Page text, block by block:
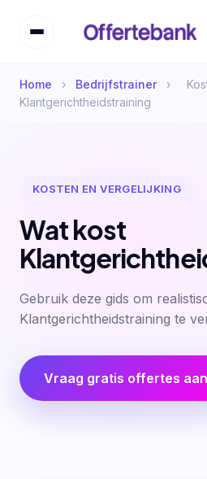
Home › Bedrijfstrainer ›
Klantgerichtheidstraining
KOSTEN EN VERGELIJKING
Wat kost
Gebruik deze gids om
Klantgerichtheidstraining te
Vraag gratis offertes aan